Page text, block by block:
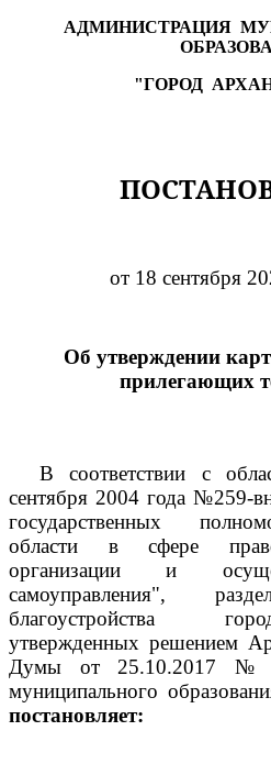
АДМИНИСТРАЦИЯ
"ГОРОД
от 18 сентября
Об утверждении
прилегающих
В соответствии с
сентября 2004 года №259-
государственных
области в сфере
организации и
самоуправления",
благоустройства
утвержденных решением
Думы от 25.10.2017 №
муниципального
постановляет: